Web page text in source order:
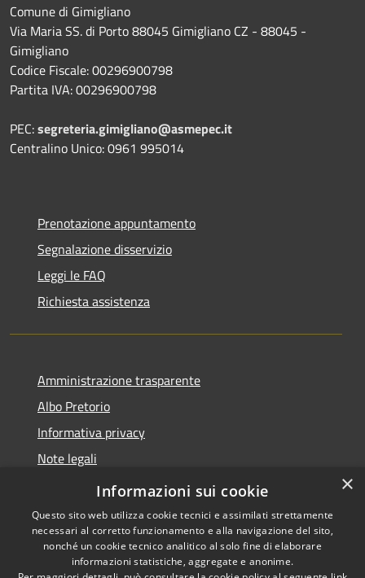
Comune di Gimigliano
Via Maria SS. di Porto 88045 Gimigliano CZ - 88045 -
Gimigliano
Codice Fiscale: 00296900798
Partita IVA: 00296900798
PEC:segreteria.gimigliano@asmepec.it
Centralino Unico: 0961 995014
Prenotazione appuntamento
Segnalazione disservizio
Leggi le FAQ
Richiesta assistenza
Amministrazione trasparente
Albo Pretorio
Informativa privacy
Note legali
Dichiarazione di accessibilità
Copyright © 2026 • Comune di
×
Informazioni sui cookie
Questo sito web utilizza cookie tecnici e assimilati strettamente
necessari al corretto funzionamento e alla navigazione del sito,
nonché un cookie tecnico analitico al solo fine di elaborare
informazioni statistiche, aggregate e anonime.